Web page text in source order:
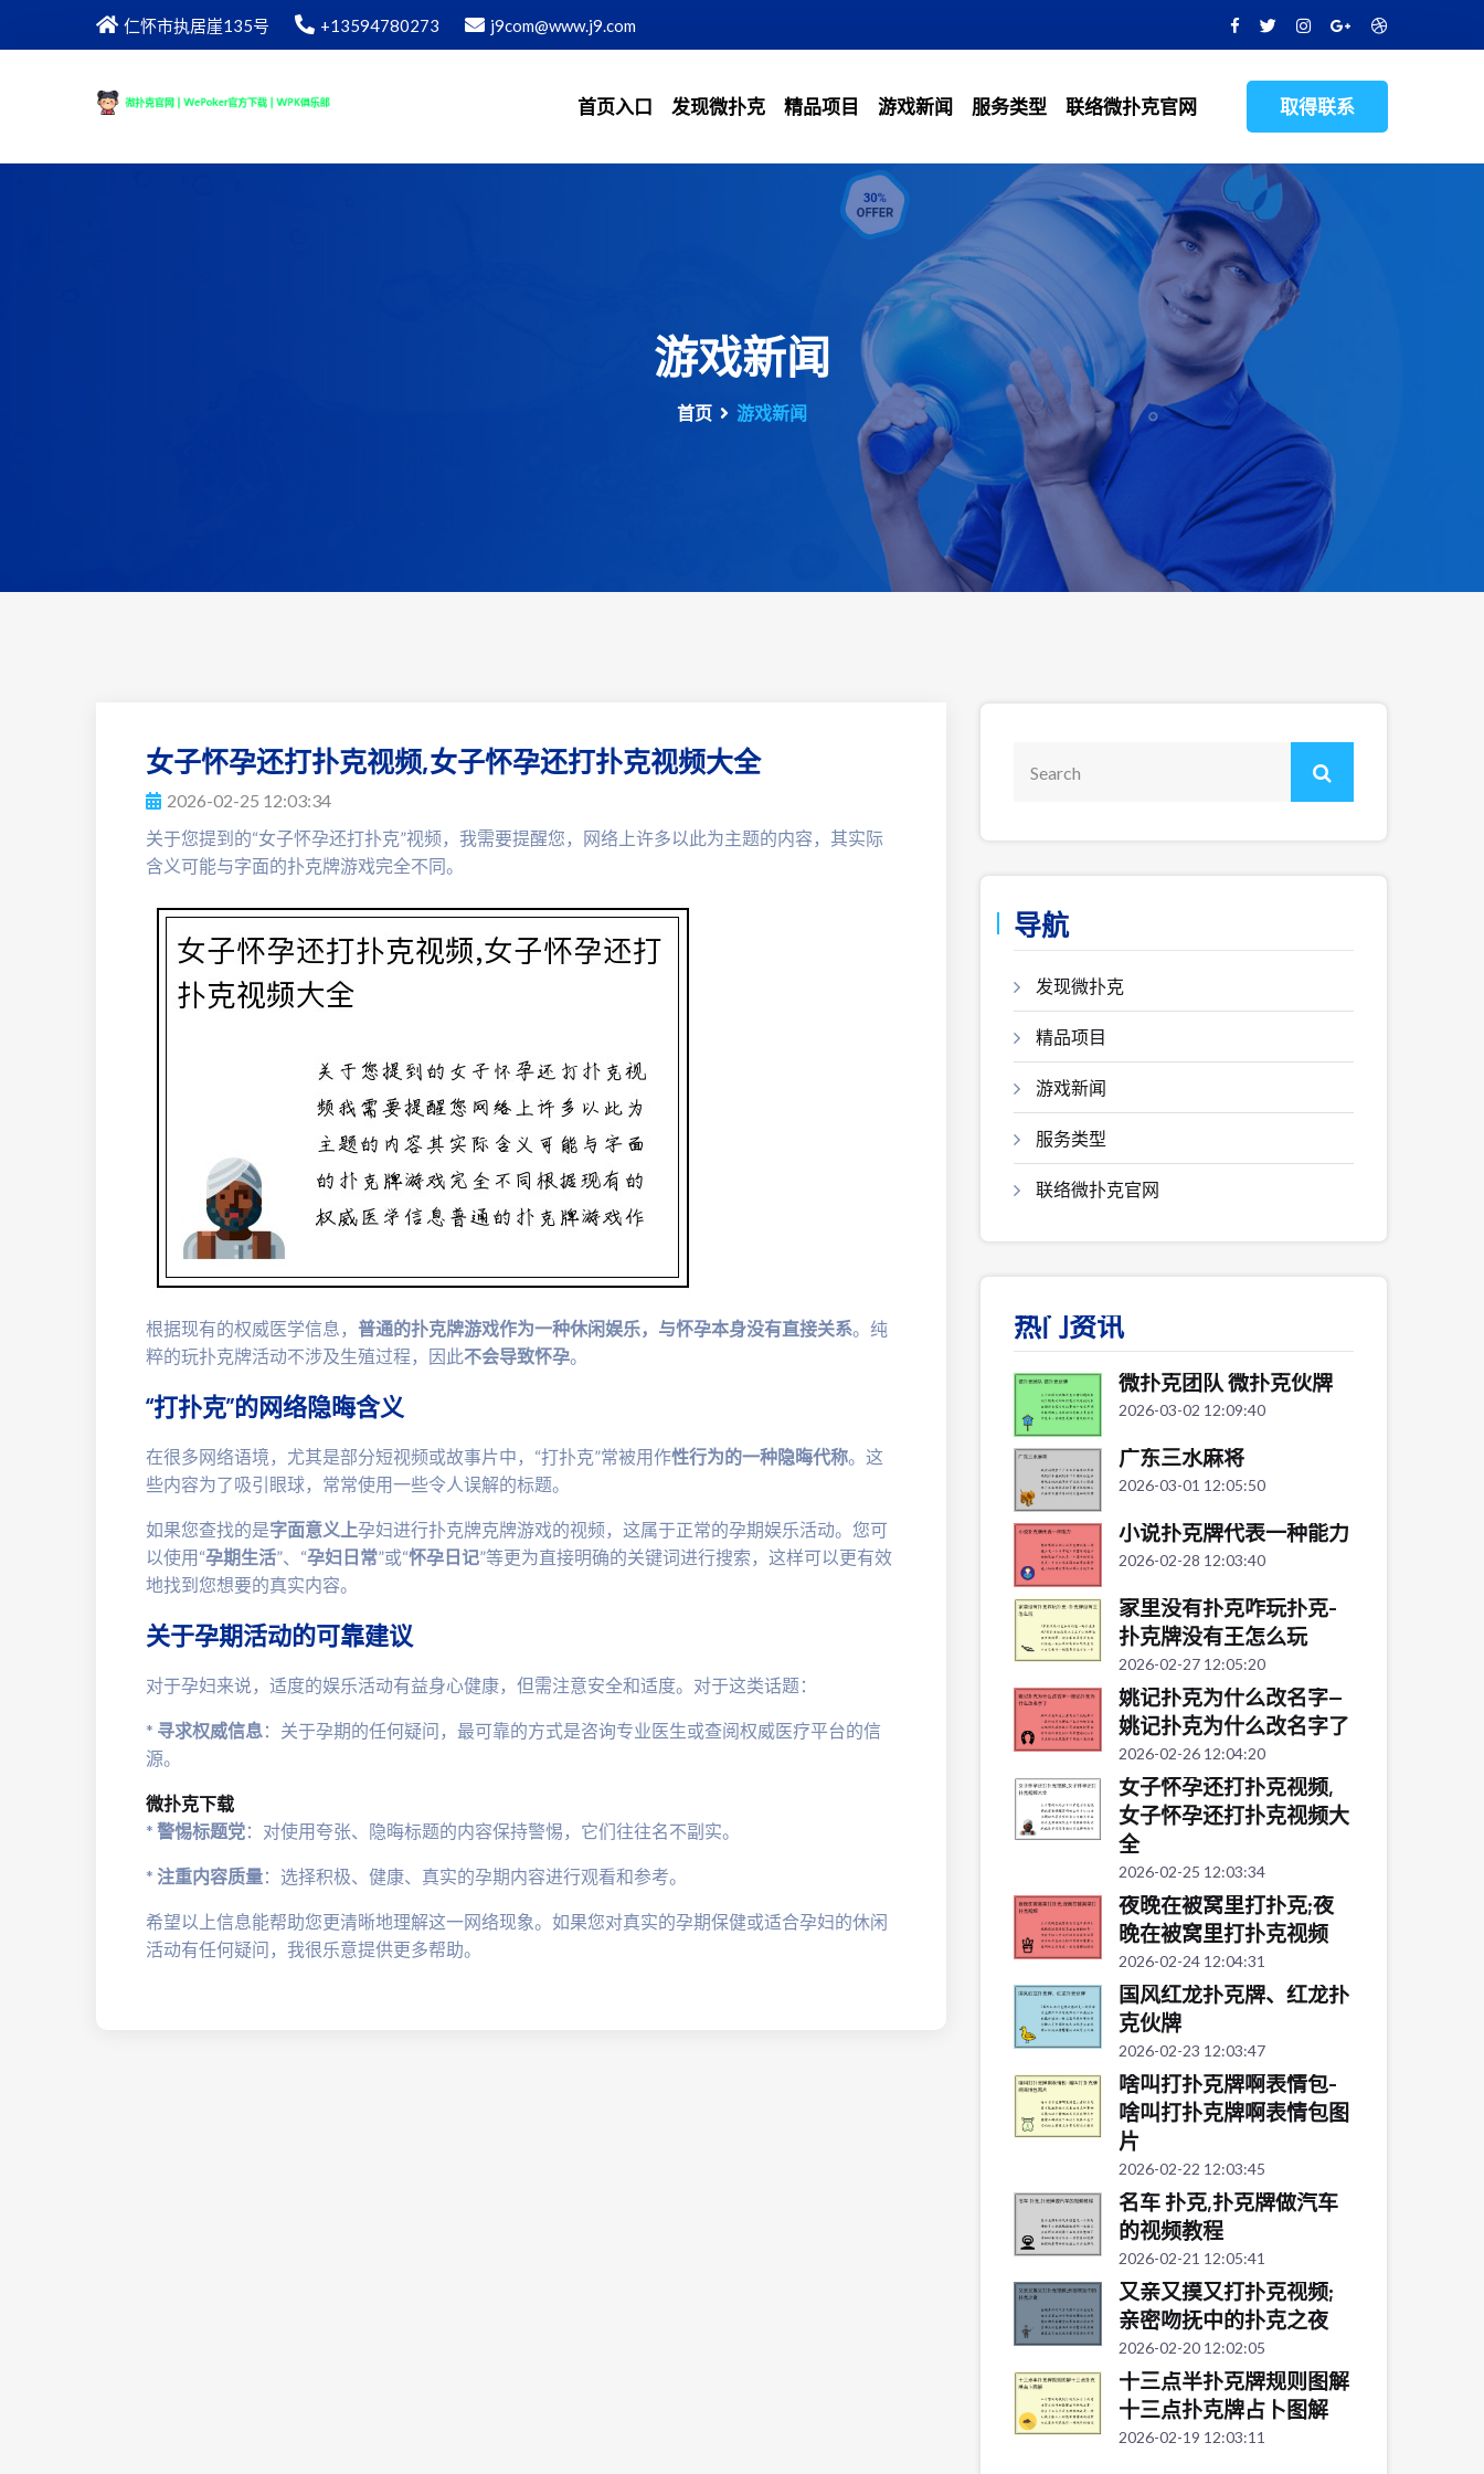
仁怀市执居崖135号 +13594780273 j9com@www.j9.com
首页入口 发现微扑克 精品项目 游戏新闻 服务类型 联络微扑克官网 取得联系
游戏新闻
首页 游戏新闻
女子怀孕还打扑克视频,女子怀孕还打扑克视频大全
2026-02-25 12:03:34
关于您提到的“女子怀孕还打扑克”视频，我需要提醒您，网络上许多以此为主题的内容，其实际
含义可能与字面的扑克牌游戏完全不同。
根据现有的权威医学信息， 普通的扑克牌游戏作为一种休闲娱乐，与怀孕本身没有直接关系。纯
粹的玩扑克牌活动不涉及生殖过程，因此不会导致怀孕。
“打扑克”的网络隐晦含义
在很多网络语境，尤其是部分短视频或故事片中，“打扑克”常被用作性行为的一种隐晦代称。这
些内容为了吸引眼球，常常使用一些令人误解的标题。
如果您查找的是字面意义上孕妇进行扑克牌克牌游戏的视频，这属于正常的孕期娱乐活动。您可
以使用“孕期生活”、“孕妇日常”或“怀孕日记”等更为直接明确的关键词进行搜索，这样可以更有效
地找到您想要的真实内容。
关于孕期活动的可靠建议
对于孕妇来说，适度的娱乐活动有益身心健康，但需注意安全和适度。对于这类话题：
* 寻求权威信息：关于孕期的任何疑问，最可靠的方式是咨询专业医生或查阅权威医疗平台的信
源。
微扑克下载
* 警惕标题党：对使用夸张、隐晦标题的内容保持警惕，它们往往名不副实。
* 注重内容质量：选择积极、健康、真实的孕期内容进行观看和参考。
希望以上信息能帮助您更清晰地理解这一网络现象。如果您对真实的孕期保健或适合孕妇的休闲
活动有任何疑问，我很乐意提供更多帮助。
导航
发现微扑克
精品项目
游戏新闻
服务类型
联络微扑克官网
热门资讯
微扑克团队 微扑克伙牌
2026-03-02 12:09:40
广东三水麻将
2026-03-01 12:05:50
小说扑克牌代表一种能力
2026-02-28 12:03:40
家里没有扑克咋玩扑克-
扑克牌没有王怎么玩
2026-02-27 12:05:20
姚记扑克为什么改名字—
姚记扑克为什么改名字了
2026-02-26 12:04:20
女子怀孕还打扑克视频,
女子怀孕还打扑克视频大
全
2026-02-25 12:03:34
夜晚在被窝里打扑克;夜
晚在被窝里打扑克视频
2026-02-24 12:04:31
国风红龙扑克牌、红龙扑
克伙牌
2026-02-23 12:03:47
啥叫打扑克牌啊表情包-
啥叫打扑克牌啊表情包图
片
2026-02-22 12:03:45
名车 扑克,扑克牌做汽车
的视频教程
2026-02-21 12:05:41
又亲又摸又打扑克视频;
亲密吻抚中的扑克之夜
2026-02-20 12:02:05
十三点半扑克牌规则图解
十三点扑克牌占卜图解
2026-02-19 12:03:11